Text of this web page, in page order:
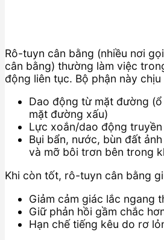
Rô-tuyn cân bằng (nhiều nơi
cân bằng) thường làm việc
động liên tục. Bộ phận này
Dao động từ mặt đường
mặt đường xấu)
Lực xoắn/dao động
Bụi bẩn, nước, bùn đất
và mỡ bôi trơn bên trong
Khi còn tốt, rô-tuyn cân bằng
Giảm cảm giác lắc ngang
Giữ phản hồi gầm chắc
Hạn chế tiếng kêu do rơ